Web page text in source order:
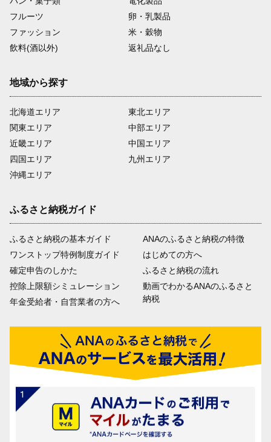
フルーツ
卵・乳製品
ファッション
米・穀物
飲料(酒以外)
返礼品なし
地域から探す
北海道エリア
関東エリア
近畿エリア
四国エリア
沖縄エリア
東北エリア
中部エリア
中国エリア
九州エリア
ふるさと納税ガイド
ふるさと納税の基本ガイド
ワンストップ特例制度ガイド
確定申告のしかた
控除上限額シミュレーション
年金受給者・自営業者の方へ
ANAのふるさと納税の特徴
はじめての方へ
ふるさと納税の流れ
動画でわかるANAのふるさと
納税